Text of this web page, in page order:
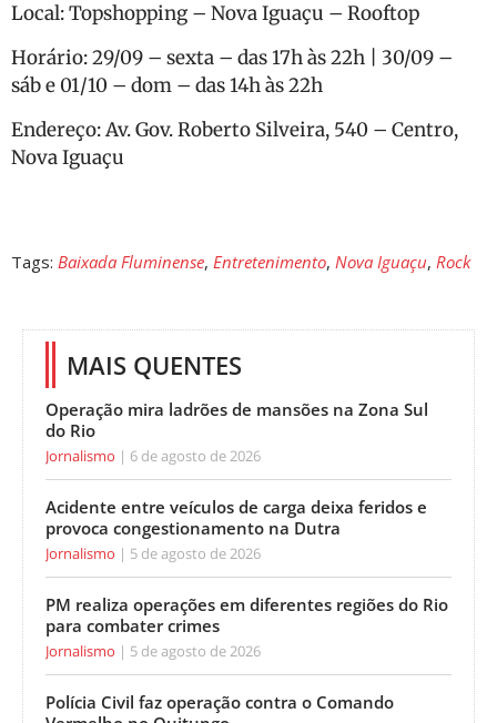
Local: Topshopping – Nova Iguaçu – Rooftop
Horário: 29/09 – sexta – das 17h às 22h | 30/09 –
sáb e 01/10 – dom – das 14h às 22h
Endereço: Av. Gov. Roberto Silveira, 540 – Centro,
Nova Iguaçu
Tags: Baixada Fluminense, Entretenimento, Nova Iguaçu, Rock
MAIS QUENTES
Operação mira ladrões de mansões na Zona Sul
do Rio
Jornalismo 6 de agosto de 2026
Acidente entre veículos de carga deixa feridos e
provoca congestionamento na Dutra
Jornalismo 5 de agosto de 2026
PM realiza operações em diferentes regiões do Rio
para combater crimes
Jornalismo 5 de agosto de 2026
Polícia Civil faz operação contra o Comando